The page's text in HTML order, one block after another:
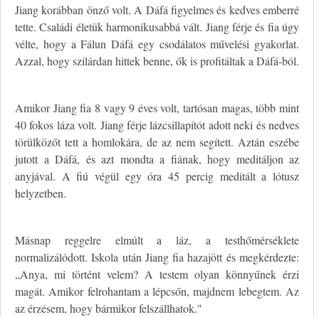
Jiang korábban önző volt. A Dáfá figyelmes és kedves emberré
tette. Családi életük harmonikusabbá vált. Jiang férje és fia úgy
vélte, hogy a Fálun Dáfá egy csodálatos művelési gyakorlat.
Azzal, hogy szilárdan hittek benne, ők is profitáltak a Dáfá-ból.
Amikor Jiang fia 8 vagy 9 éves volt, tartósan magas, több mint
40 fokos láza volt. Jiang férje lázcsillapítót adott neki és nedves
törülközőt tett a homlokára, de az nem segített. Aztán eszébe
jutott a Dáfá, és azt mondta a fiának, hogy meditáljon az
anyjával. A fiú végül egy óra 45 percig meditált a lótusz
helyzetben.
Másnap reggelre elmúlt a láz, a testhőmérséklete
normalizálódott. Iskola után Jiang fia hazajött és megkérdezte:
„Anya, mi történt velem? A testem olyan könnyűnek érzi
magát. Amikor felrohantam a lépcsőn, majdnem lebegtem. Az
az érzésem, hogy bármikor felszállhatok."